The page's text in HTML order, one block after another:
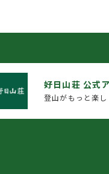
好日山荘 公式
登山がもっと楽